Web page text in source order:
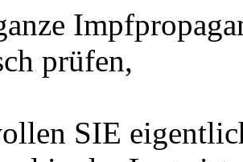
prüfen,
SIE